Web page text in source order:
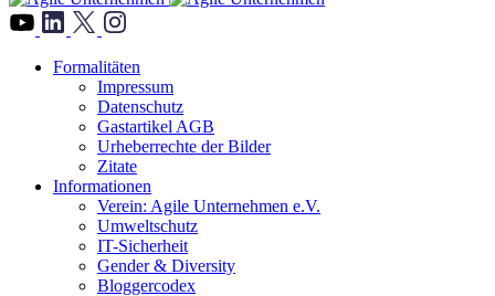
Formalitäten
Impressum
Datenschutz
Gastartikel AGB
Urheberrechte der Bilder
Zitate
Informationen
Verein: Agile Unternehmen e.V.
Umweltschutz
IT-Sicherheit
Gender & Diversity
Bloggercodex